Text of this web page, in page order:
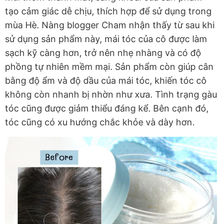
tạo cảm giác dễ chịu, thích hợp để sử dụng trong
mùa Hè. Nàng blogger Cham nhận thấy từ sau khi
sử dụng sản phẩm này, mái tóc của cô được làm
sạch kỹ càng hơn, trở nên nhẹ nhàng và có độ
phồng tự nhiên mềm mại. Sản phẩm còn giúp cân
bằng độ ẩm và độ dầu của mái tóc, khiến tóc cô
không còn nhanh bị nhờn như xưa. Tình trạng gàu
tóc cũng được giảm thiểu đáng kể. Bên cạnh đó,
tóc cũng có xu hướng chắc khỏe và dày hơn.